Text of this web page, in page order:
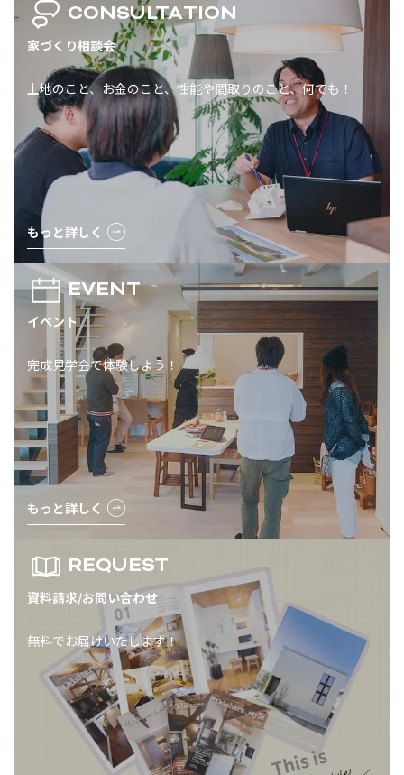
CONSULTATION
家づくり相談会
土地のこと、お金のこと、性能や間取りのこと、何でも！
もっと詳しく
EVENT
イベント
完成見学会で体験しよう！
もっと詳しく
REQUEST
資料請求/お問い合わせ
無料でお届けいたします！